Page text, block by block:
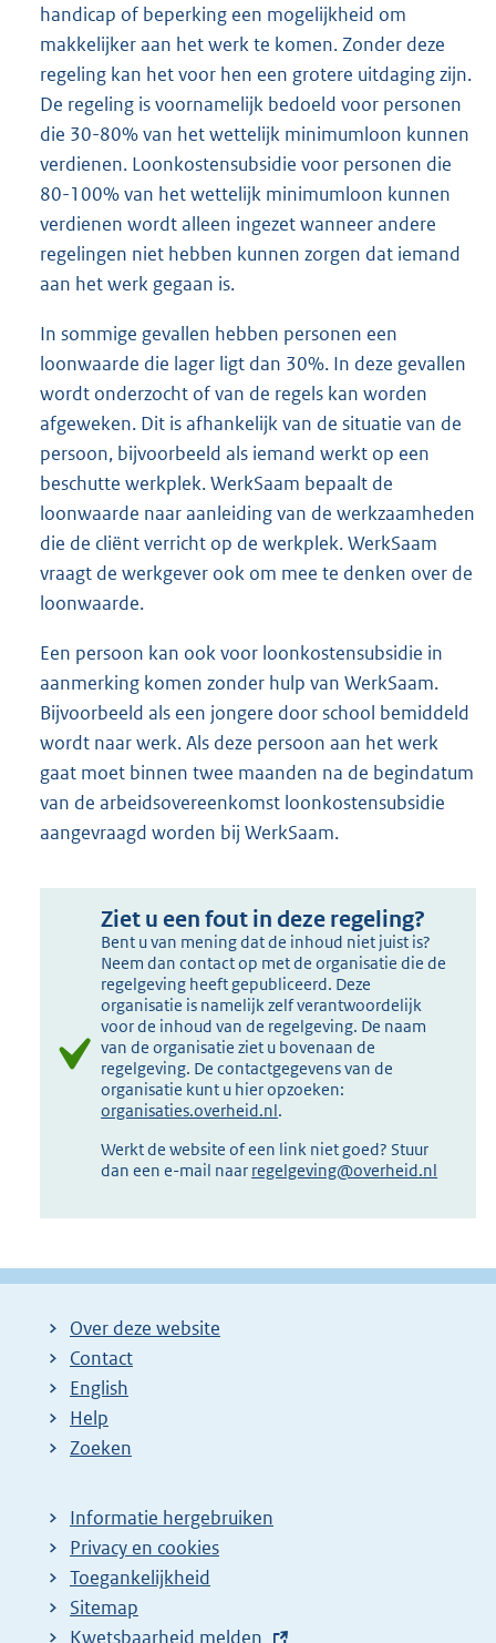
handicap of beperking een mogelijkheid om
makkelijker aan het werk te komen. Zonder deze
regeling kan het voor hen een grotere uitdaging zijn.
De regeling is voornamelijk bedoeld voor personen
die 30-80% van het wettelijk minimumloon kunnen
verdienen. Loonkostensubsidie voor personen die
80-100% van het wettelijk minimumloon kunnen
verdienen wordt alleen ingezet wanneer andere
regelingen niet hebben kunnen zorgen dat iemand
aan het werk gegaan is.
In sommige gevallen hebben personen een
loonwaarde die lager ligt dan 30%. In deze gevallen
wordt onderzocht of van de regels kan worden
afgeweken. Dit is afhankelijk van de situatie van de
persoon, bijvoorbeeld als iemand werkt op een
beschutte werkplek. WerkSaam bepaalt de
loonwaarde naar aanleiding van de werkzaamheden
die de cliënt verricht op de werkplek. WerkSaam
vraagt de werkgever ook om mee te denken over de
loonwaarde.
Een persoon kan ook voor loonkostensubsidie in
aanmerking komen zonder hulp van WerkSaam.
Bijvoorbeeld als een jongere door school bemiddeld
wordt naar werk. Als deze persoon aan het werk
gaat moet binnen twee maanden na de begindatum
van de arbeidsovereenkomst loonkostensubsidie
aangevraagd worden bij WerkSaam.
Ziet u een fout in deze regeling?
Bent u van mening dat de inhoud niet juist is?
Neem dan contact op met de organisatie die de
regelgeving heeft gepubliceerd. Deze
organisatie is namelijk zelf verantwoordelijk
voor de inhoud van de regelgeving. De naam
van de organisatie ziet u bovenaan de
regelgeving. De contactgegevens van de
organisatie kunt u hier opzoeken:
organisaties.overheid.nl.
Werkt de website of een link niet goed? Stuur
dan een e-mail naar regelgeving@overheid.nl
Over deze website
Contact
English
Help
Zoeken
Informatie hergebruiken
Privacy en cookies
Toegankelijkheid
Sitemap
E
Kwetsbaarheid melden